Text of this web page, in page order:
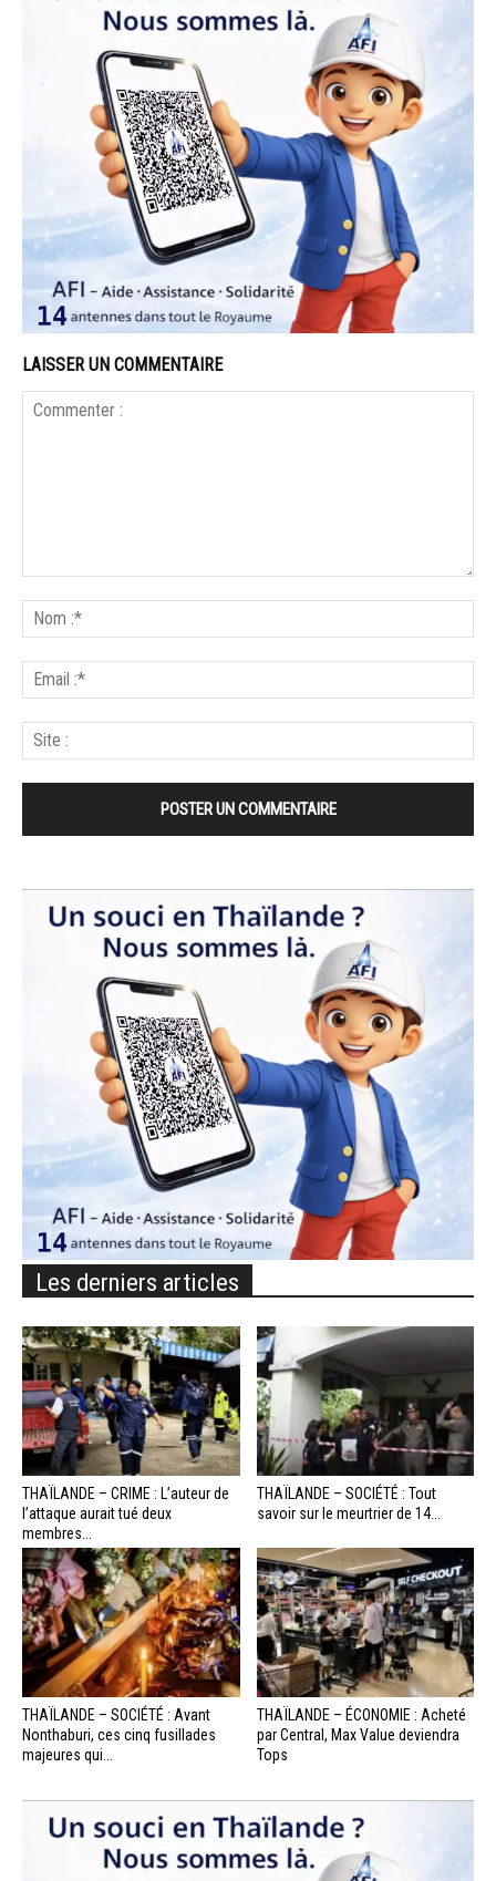
LAISSER UN COMMENTAIRE
Les derniers articles
THAÏLANDE – CRIME : L’auteur de
l’attaque aurait tué deux
membres...
THAÏLANDE – SOCIÉTÉ : Tout
savoir sur le meurtrier de 14...
THAÏLANDE – SOCIÉTÉ : Avant
Nonthaburi, ces cinq fusillades
majeures qui...
THAÏLANDE – ÉCONOMIE : Acheté
par Central, Max Value deviendra
Tops